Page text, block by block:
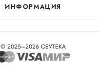
ИНФОРМАЦИЯ
© 2025–2026 ОБУТЕКА